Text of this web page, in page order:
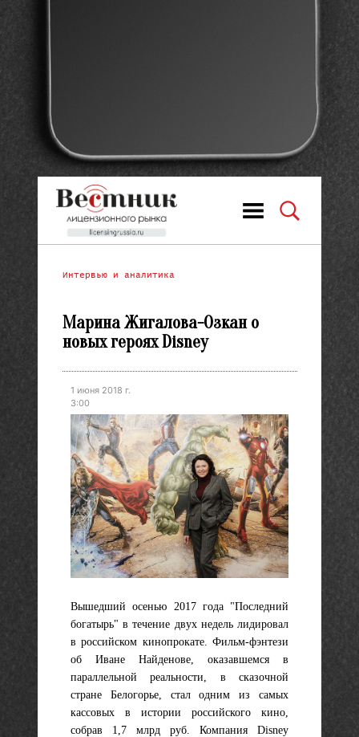
Интервью и аналитика
Марина Жигалова-Озкан о
новых героях Disney
1 июня 2018 г.
3:00
Вышедший осенью 2017 года "Последний
богатырь" в течение двух недель лидировал
в российском кинопрокате. Фильм-фэнтези
об Иване Найденове, оказавшемся в
параллельной реальности, в сказочной
стране Белогорье, стал одним из самых
кассовых в истории российского кино,
собрав 1,7 млрд руб. Компания Disney